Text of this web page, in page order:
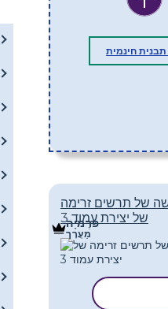
תבנית חינמית
של תרשים זרימה
של יצירת עמוד 3
פּרֶמיָה
מַעֲרָך